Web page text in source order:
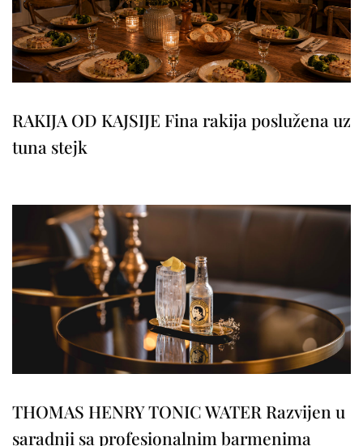
RAKIJA OD KAJSIJE Fina rakija poslužena uz
tuna stejk
THOMAS HENRY TONIC WATER Razvijen u
saradnji sa profesionalnim barmenima